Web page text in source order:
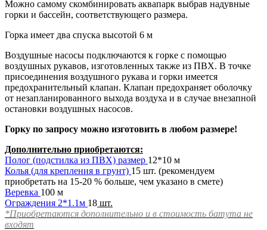
Можно самому скомбинировать аквапарк выбрав надувные
горки и бассейн, соответствующего размера.
Горка имеет два спуска высотой 6 м
Воздушные насосы подключаются к горке с помощью
воздушных рукавов, изготовленных также из ПВХ. В точке
присоединения воздушного рукава и горки имеется
предохранительный клапан. Клапан предохраняет оболочку
от незапланированного выхода воздуха и в случае внезапной
остановки воздушных насосов.
Горку по запросу можно изготовить в любом размере!
Дополнительно приобретаются:
Полог (подстилка из ПВХ) размер 12*10 м
Колья (для крепления в грунт) 15 шт. (рекомендуем
приобретать на 15-20 % больше, чем указано в смете)
Веревка 100 м
Ограждения 2*1.1м 18 шт.
*Приобретаются дополнительно и в стоимость батута не
входят